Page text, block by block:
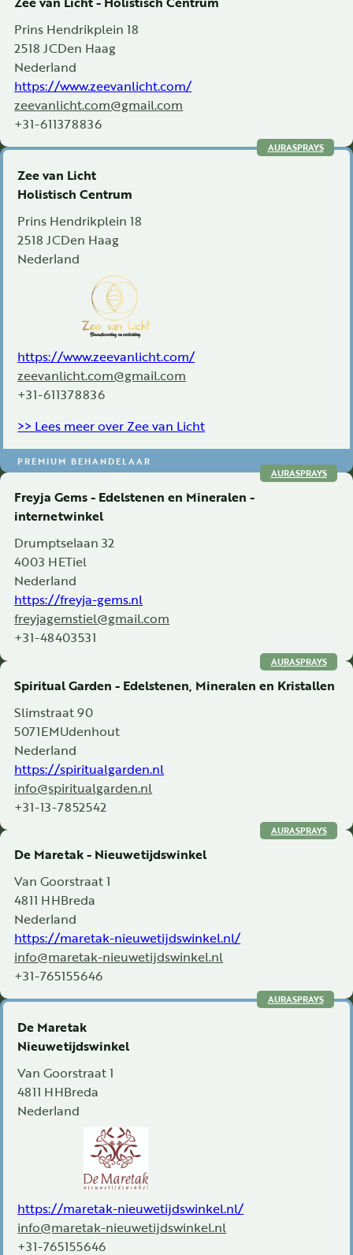
Prins Hendrikplein 18
2518 JCDen Haag
Nederland
https://www.zeevanlicht.com/
zeevanlicht.com@gmail.com
+31-611378836
Zee van Licht
Holistisch Centrum
Prins Hendrikplein 18
2518 JCDen Haag
Nederland
https://www.zeevanlicht.com/
zeevanlicht.com@gmail.com
+31-611378836
AURASPRAYS
PREMIUM BEHANDELAAR
>> Lees meer over Zee van Licht
Freyja Gems - Edelstenen en Mineralen -
internetwinkel
Drumptselaan 32
4003 HETiel
Nederland
https://freyja-gems.nl
freyjagemstiel@gmail.com
+31-48403531
AURASPRAYS
Spiritual Garden - Edelstenen, Mineralen en Kristallen
Slimstraat 90
5071EMUdenhout
Nederland
https://spiritualgarden.nl
info@spiritualgarden.nl
+31-13-7852542
AURASPRAYS
De Maretak - Nieuwetijdswinkel
Van Goorstraat 1
4811 HHBreda
Nederland
https://maretak-nieuwetijdswinkel.nl/
info@maretak-nieuwetijdswinkel.nl
+31-765155646
AURASPRAYS
De Maretak
Nieuwetijdswinkel
Van Goorstraat 1
4811 HHBreda
Nederland
https://maretak-nieuwetijdswinkel.nl/
info@maretak-nieuwetijdswinkel.nl
+31-765155646
AURASPRAYS